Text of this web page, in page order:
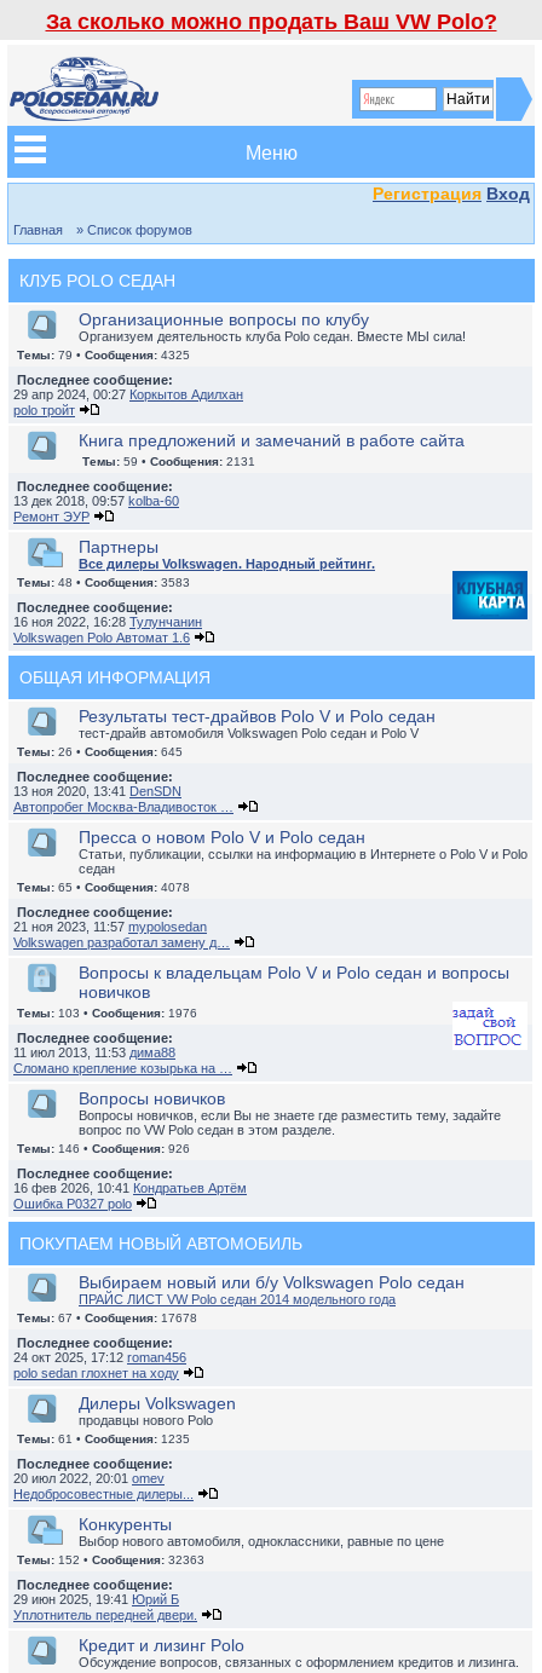
За сколько можно продать Ваш VW Polo?
Меню
Регистрация Вход
Главная » Список форумов
КЛУБ POLO СЕДАН
Организационные вопросы по клубу
Организуем деятельность клуба Polo седан. Вместе МЫ сила!
Темы: 79 • Сообщения: 4325
Последнее сообщение:
29 апр 2024, 00:27 Коркытов Адилхан
polo тройт
Книга предложений и замечаний в работе сайта
Темы: 59 • Сообщения: 2131
Последнее сообщение:
13 дек 2018, 09:57 kolba-60
Ремонт ЭУР
Партнеры
Все дилеры Volkswagen. Народный рейтинг.
Темы: 48 • Сообщения: 3583
Последнее сообщение:
16 ноя 2022, 16:28 Тулунчанин
Volkswagen Polo Автомат 1.6
ОБЩАЯ ИНФОРМАЦИЯ
Результаты тест-драйвов Polo V и Polo седан
тест-драйв автомобиля Volkswagen Polo седан и Polo V
Темы: 26 • Сообщения: 645
Последнее сообщение:
13 ноя 2020, 13:41 DenSDN
Автопробег Москва-Владивосток …
Пресса о новом Polo V и Polo седан
Статьи, публикации, ссылки на информацию в Интернете о Polo V и Polo
седан
Темы: 65 • Сообщения: 4078
Последнее сообщение:
21 ноя 2023, 11:57 mypolosedan
Volkswagen разработал замену д…
Вопросы к владельцам Polo V и Polo седан и вопросы
новичков
Темы: 103 • Сообщения: 1976
Последнее сообщение:
11 июл 2013, 11:53 дима88
Сломано крепление козырька на …
Вопросы новичков
Вопросы новичков, если Вы не знаете где разместить тему, задайте
вопрос по VW Polo седан в этом разделе.
Темы: 146 • Сообщения: 926
Последнее сообщение:
16 фев 2026, 10:41 Кондратьев Артём
Ошибка P0327 polo
ПОКУПАЕМ НОВЫЙ АВТОМОБИЛЬ
Выбираем новый или б/у Volkswagen Polo седан
ПРАЙС ЛИСТ VW Polo седан 2014 модельного года
Темы: 67 • Сообщения: 17678
Последнее сообщение:
24 окт 2025, 17:12 roman456
polo sedan глохнет на ходу
Дилеры Volkswagen
продавцы нового Polo
Темы: 61 • Сообщения: 1235
Последнее сообщение:
20 июл 2022, 20:01 omev
Недобросовестные дилеры...
Конкуренты
Выбор нового автомобиля, одноклассники, равные по цене
Темы: 152 • Сообщения: 32363
Последнее сообщение:
29 июн 2025, 19:41 Юрий Б
Уплотнитель передней двери.
Кредит и лизинг Polo
Обсуждение вопросов, связанных с оформлением кредитов и лизинга.